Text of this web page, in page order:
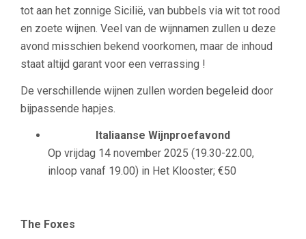
tot aan het zonnige Sicilië, van bubbels via wit tot rood
en zoete wijnen. Veel van de wijnnamen zullen u deze
avond misschien bekend voorkomen, maar de inhoud
staat altijd garant voor een verrassing !
De verschillende wijnen zullen worden begeleid door
bijpassende hapjes.
Italiaanse Wijnproefavond
Op vrijdag 14 november 2025 (19.30-22.00,
inloop vanaf 19.00) in Het Klooster; €50
The Foxes